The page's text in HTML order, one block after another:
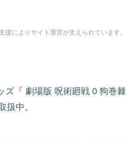
によりサイト運営が支えられています。
ズ『 劇場版 呪術廻戦 0 狗巻棘
扱中。